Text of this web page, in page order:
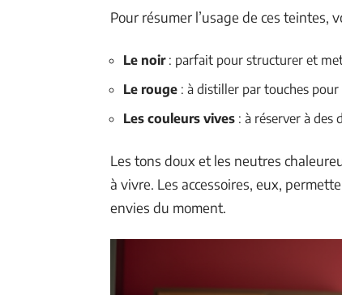
Pour résumer l’usage de ces teintes,
Le noir: parfait pour structurer et
Le rouge : à distiller par touches pour
Les couleurs vives : à réserver à
Les tons doux et les neutres
à vivre. Les accessoires, eux,
envies du moment.